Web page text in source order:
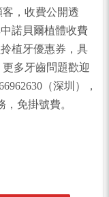
，收費公開透
諾貝爾植體收費
植牙優惠券，具
多牙齒問題歡迎
（深圳），
免掛號費。